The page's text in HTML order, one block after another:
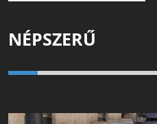
NÉPSZERŰ